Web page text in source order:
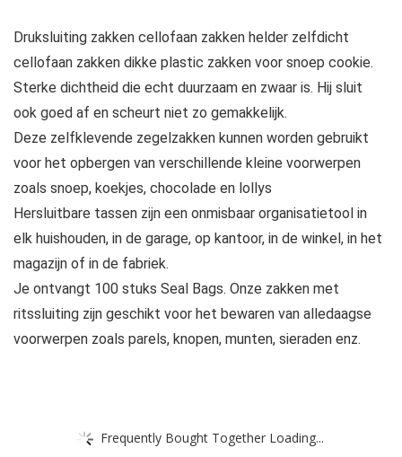
Druksluiting zakken cellofaan zakken helder zelfdicht
cellofaan zakken dikke plastic zakken voor snoep cookie.
Sterke dichtheid die echt duurzaam en zwaar is. Hij sluit
ook goed af en scheurt niet zo gemakkelijk.
Deze zelfklevende zegelzakken kunnen worden gebruikt
voor het opbergen van verschillende kleine voorwerpen
zoals snoep, koekjes, chocolade en lollys
Hersluitbare tassen zijn een onmisbaar organisatietool in
elk huishouden, in de garage, op kantoor, in de winkel, in het
magazijn of in de fabriek.
Je ontvangt 100 stuks Seal Bags. Onze zakken met
ritssluiting zijn geschikt voor het bewaren van alledaagse
voorwerpen zoals parels, knopen, munten, sieraden enz.
Frequently Bought Together Loading...